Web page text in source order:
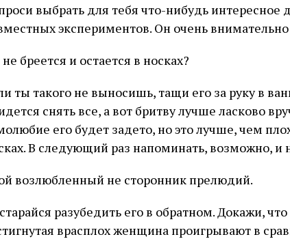
выбрать для тебя что-нибудь
экспериментов. Он очень
бреется и остается в носках?
ты такого не выносишь, тащи его за руку в
снять все, а вот бритву лучше ласково
его будет задето, но это лучше, чем
В следующий раз напоминать, возможно, и
возлюбленный не сторонник прелюдий.
разубедить его в обратном. Докажи,
врасплох женщина проигрывают в